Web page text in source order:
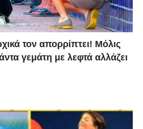
τον απορρίπτει! Μόλις
γεμάτη με λεφτά αλλάζει